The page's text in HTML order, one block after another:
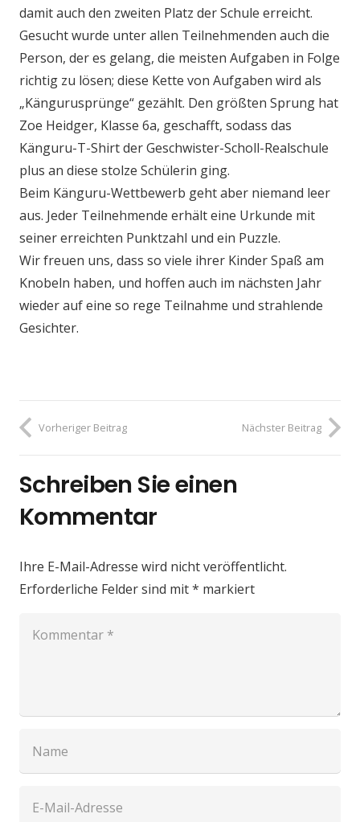
damit auch den zweiten Platz der Schule erreicht.
Gesucht wurde unter allen Teilnehmenden auch die
Person, der es gelang, die meisten Aufgaben in Folge
richtig zu lösen; diese Kette von Aufgaben wird als
„Kängurusprünge“ gezählt. Den größten Sprung hat
Zoe Heidger, Klasse 6a, geschafft, sodass das
Känguru-T-Shirt der Geschwister-Scholl-Realschule
plus an diese stolze Schülerin ging.
Beim Känguru-Wettbewerb geht aber niemand leer
aus. Jeder Teilnehmende erhält eine Urkunde mit
seiner erreichten Punktzahl und ein Puzzle.
Wir freuen uns, dass so viele ihrer Kinder Spaß am
Knobeln haben, und hoffen auch im nächsten Jahr
wieder auf eine so rege Teilnahme und strahlende
Gesichter.
Vorheriger Beitrag Nächster Beitrag
Schreiben Sie einen
Kommentar
Ihre E-Mail-Adresse wird nicht veröffentlicht.
Erforderliche Felder sind mit* markiert